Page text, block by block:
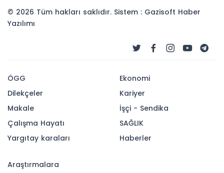
© 2026 Tüm hakları saklıdır. Sistem : Gazisoft Haber
Yazılımı
ÖGG
Dilekçeler
Makale
Çalışma Hayatı
Yargıtay karaları
Ekonomi
Kariyer
İşçi - Sendika
SAĞLIK
Haberler
Araştırmalara